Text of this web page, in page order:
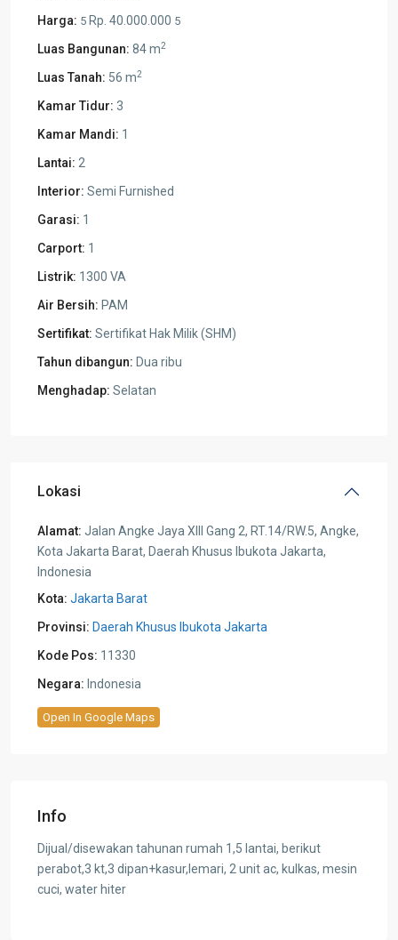
Harga: 5 Rp. 40.000.000 5
Luas Bangunan: 84 m2
Luas Tanah: 56 m2
Kamar Tidur: 3
Kamar Mandi: 1
Lantai: 2
Interior: Semi Furnished
Garasi: 1
Carport: 1
Listrik: 1300 VA
Air Bersih: PAM
Sertifikat: Sertifikat Hak Milik (SHM)
Tahun dibangun: Dua ribu
Menghadap: Selatan
Lokasi
Alamat: Jalan Angke Jaya XIII Gang 2, RT.14/RW.5, Angke,
Kota Jakarta Barat, Daerah Khusus Ibukota Jakarta,
Indonesia
Kota: Jakarta Barat
Provinsi: Daerah Khusus Ibukota Jakarta
Kode Pos: 11330
Negara: Indonesia
Open In Google Maps
Info
Dijual/disewakan tahunan rumah 1,5 lantai, berikut
perabot,3 kt,3 dipan+kasur,lemari, 2 unit ac, kulkas, mesin
cuci, water hiter